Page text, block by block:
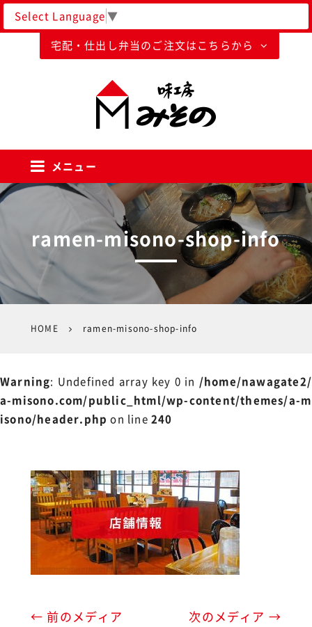
Select Language▼
宅配・仕出し弁当のご注文はこちらから
メニュー
ramen-misono-shop-info
HOME ramen-misono-shop-info
Warning: Undefined array key 0 in /home/nawagate2/
a-misono.com/public_html/wp-content/themes/a-m
isono/header.php on line240
← 前のメディア 次のメディア →